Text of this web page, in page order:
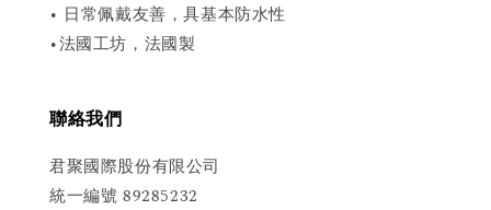
• 日常佩戴友善，具基本防水性
•法國工坊，法國製
聯絡我們
君聚國際股份有限公司
統一編號 89285232